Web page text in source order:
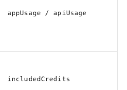
appUsage / apiUsage
includedCredits